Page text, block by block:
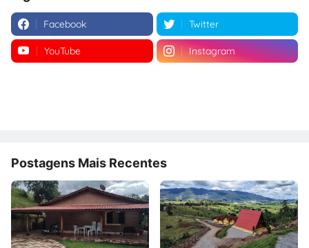
Facebook Twitter
YouTube Instagram
Postagens Mais Recentes